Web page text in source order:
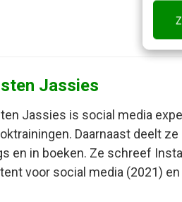
Jassies
Jassies is social media
Daarnaast deelt
en in boeken. Ze schreef
voor social media (2021)